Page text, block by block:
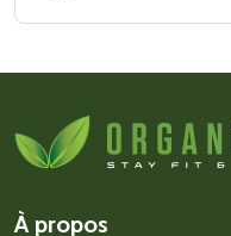
produit
options
peuvent
être
la
À propos